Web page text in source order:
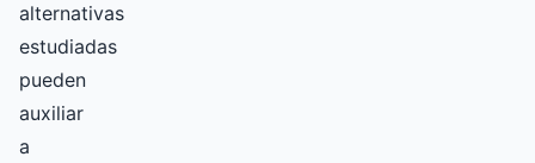
alternativas
estudiadas
pueden
auxiliar
a